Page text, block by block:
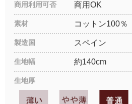
商用利用可否 商用OK
素材 コットン100％
製造国 スペイン
生地幅 約140cm
生地厚